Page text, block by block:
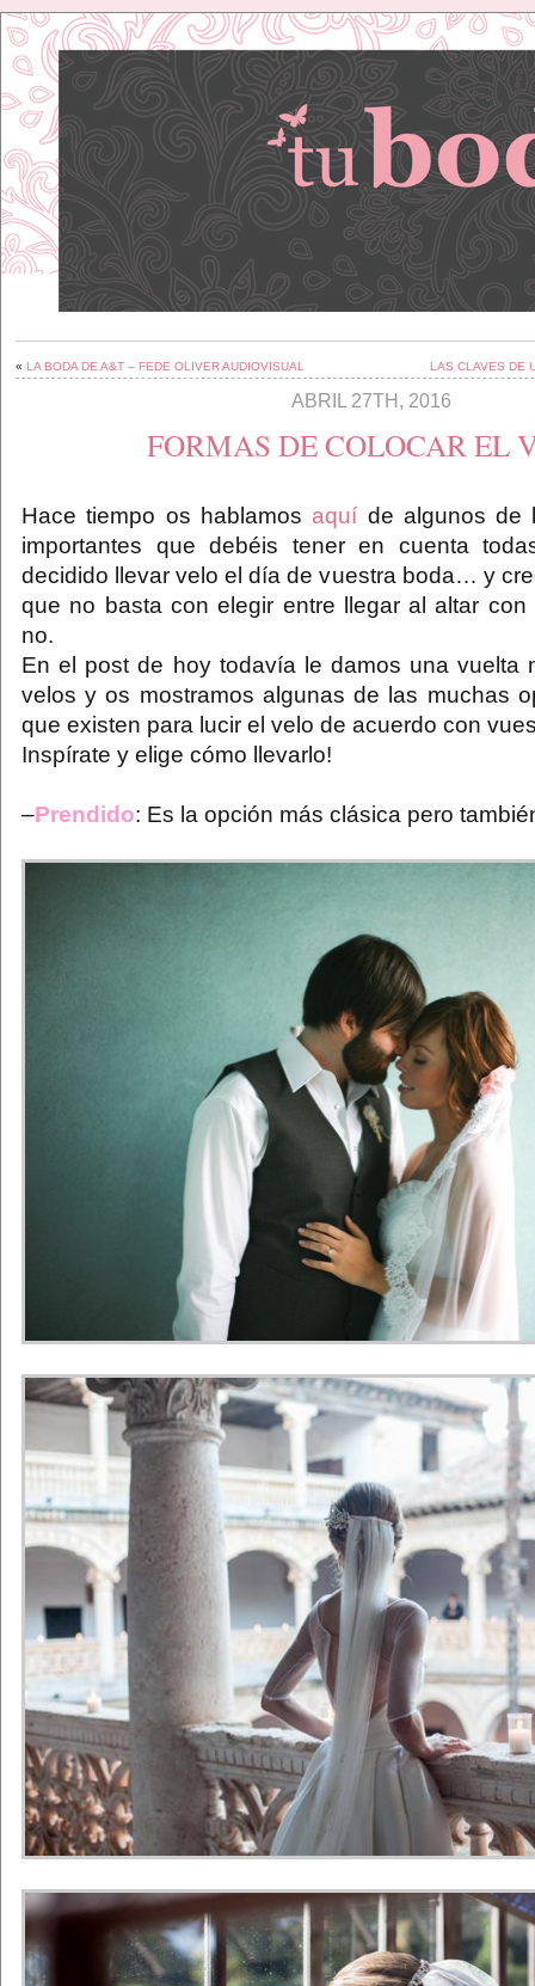
« LA BODA DE A&T – FEDE OLIVER AUDIOVISUAL LAS CLAVES DE
ABRIL 27TH, 2016
FORMAS DE COLOCAR EL
Hace tiempo os hablamos aquí de algunos de
importantes que debéis tener en cuenta
decidido llevar velo el día de vuestra boda… y
que no basta con elegir entre llegar al altar
no.
En el post de hoy todavía le damos una vuelta
velos y os mostramos algunas de las muchas
que existen para lucir el velo de acuerdo con
Inspírate y elige cómo llevarlo!
–Prendido: Es la opción más clásica pero